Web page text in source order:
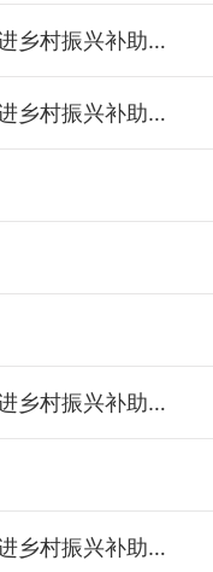
关于下达2024年第六批省级财政衔接推进乡村振兴补助资金的通知
关于下达2024年第二批市级财政衔接推进乡村振兴补助资金的通知
关于下达2024年第四批省级财政衔接推进乡村振兴补助资金的通知
关于下达2024年第三批省级财政衔接推进乡村振兴补助资金的通知